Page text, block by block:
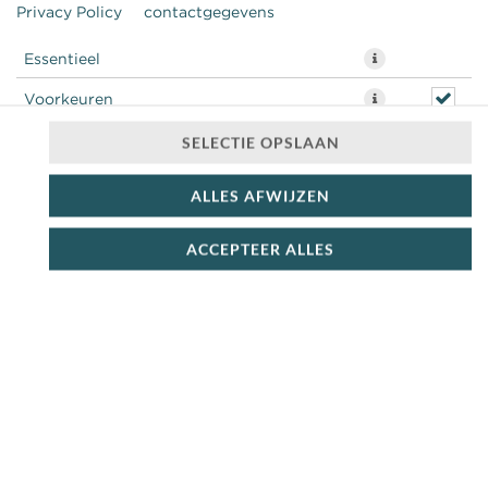
Privacy Policy contactgegevens
Essentieel
Voorkeuren
SELECTIE OPSLAAN
ALLES AFWIJZEN
ACCEPTEER ALLES